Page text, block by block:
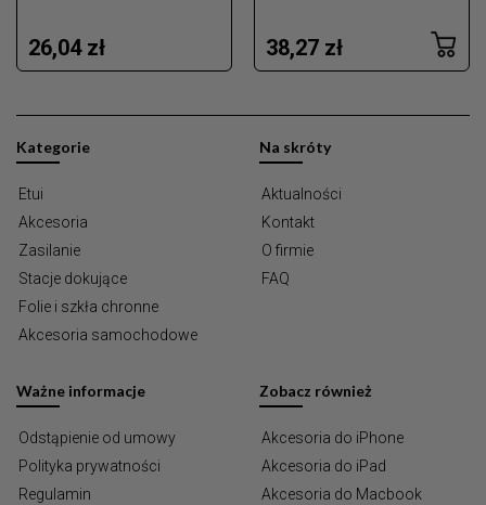
26,04 zł 38,27 zł
Kategorie
Etui
Akcesoria
Zasilanie
Stacje dokujące
Folie i szkła chronne
Akcesoria samochodowe
Na skróty
Aktualności
Kontakt
O firmie
FAQ
Ważne informacje
Odstąpienie od umowy
Polityka prywatności
Regulamin
Zobacz również
Akcesoria do iPhone
Akcesoria do iPad
Akcesoria do Macbook